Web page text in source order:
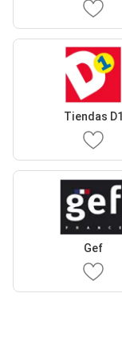
Tiendas D1
Gef